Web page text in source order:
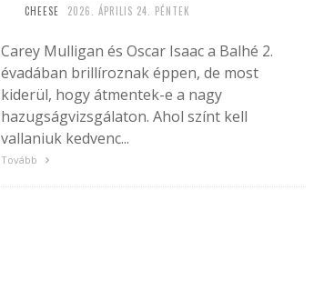
CHEESE 2026. ÁPRILIS 24. PÉNTEK
Carey Mulligan és Oscar Isaac a Balhé 2.
évadában brillíroznak éppen, de most
kiderül, hogy átmentek-e a nagy
hazugságvizsgálaton. Ahol színt kell
vallaniuk kedvenc...
Tovább